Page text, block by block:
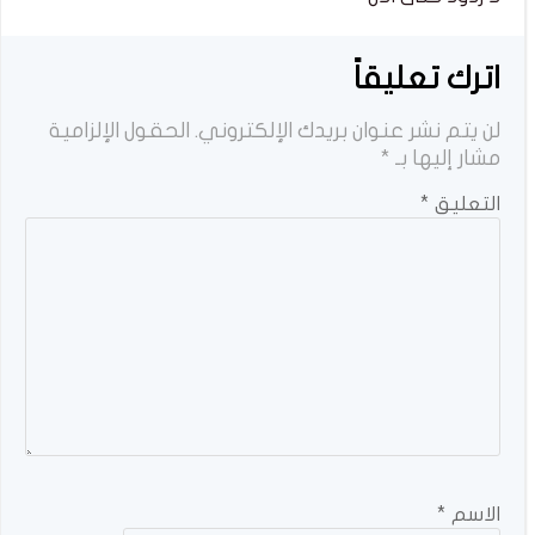
اترك تعليقاً
لن يتم نشر عنوان بريدك الإلكتروني. الحقول الإلزامية
مشار إليها بـ *
التعليق *
الاسم *